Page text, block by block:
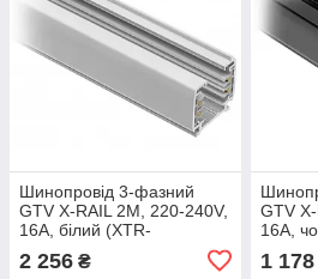
Шинопровід 3-фазний
GTV X-RAIL 2M, 220-240V,
16A, білий (XTR-
2 256 ₴
GTV
16A,
1 178